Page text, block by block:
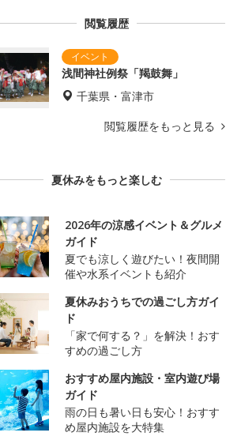
閲覧履歴
浅間神社例祭「羯鼓舞」
千葉県・富津市
閲覧履歴をもっと見る
夏休みをもっと楽しむ
2026年の涼感イベント＆グルメ
ガイド
夏でも涼しく遊びたい！夜間開
催や水系イベントも紹介
夏休みおうちでの過ごし方ガイ
ド
「家で何する？」を解決！おす
すめの過ごし方
おすすめ屋内施設・室内遊び場
ガイド
雨の日も暑い日も安心！おすす
め屋内施設を大特集